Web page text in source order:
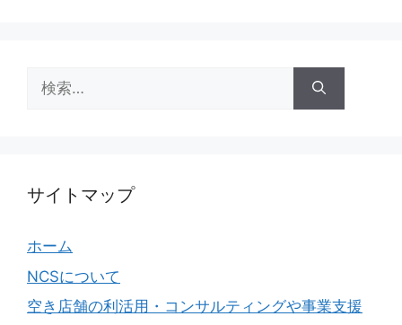
索:
サイトマップ
ホーム
NCSについて
空き店舗の利活用・コンサルティングや事業支援